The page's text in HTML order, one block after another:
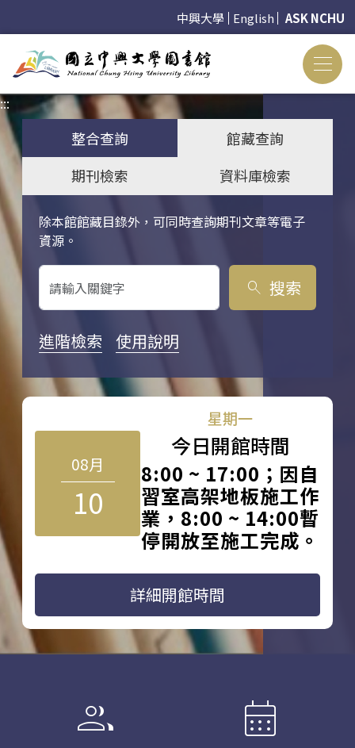
中興大學 English ASK NCHU
:::
整合查詢
館藏查詢
期刊檢索
資料庫檢索
除本館館藏目錄外，可同時查詢期刊文章等電子
資源。
關鍵字搜尋
search 搜索
進階檢索 使用說明
08月
10
星期一
今日開館時間
8:00 ~ 17:00；因自
習室高架地板施工作
業，8:00 ~ 14:00暫
停開放至施工完成。
詳細開館時間
group calendar_month